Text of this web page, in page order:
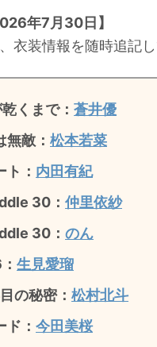
年7月30日】
衣装情報を随時追記
くまで： 蒼井優
無敵 ： 松本若菜
ト ： 内田有紀
30： 仲里依紗
30： のん
生見愛瑠
の秘密： 松村北斗
ド： 今田美桜